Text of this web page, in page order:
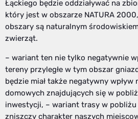
Łąckiego będzie oddziaływać na
który jest w obszarze NATURA
obszary są naturalnym
zwierząt.
– wariant ten nie tylko negatywnie
tereny przyległe w tym obszar
będzie miał także negatywny
domowych znajdujących się w
inwestycji, – wariant trasy w pobliżu
zniszczy charakter naszych